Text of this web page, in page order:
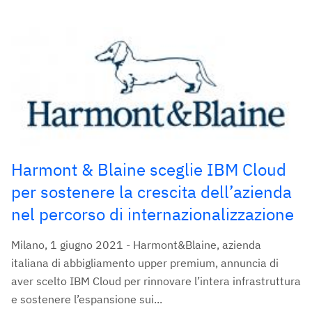
Harmont & Blaine sceglie IBM Cloud
per sostenere la crescita dell’azienda
nel percorso di internazionalizzazione
Milano, 1 giugno 2021 - Harmont&Blaine, azienda
italiana di abbigliamento upper premium, annuncia di
aver scelto IBM Cloud per rinnovare l’intera infrastruttura
e sostenere l’espansione sui...